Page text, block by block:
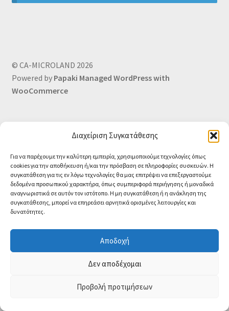
Διαχείριση Συγκατάθεσης
Για να παρέχουμε την καλύτερη εμπειρία, χρησιμοποιούμε τεχνολογίες όπως
cookies για την αποθήκευση ή/και την πρόσβαση σε πληροφορίες συσκευών. Η
συγκατάθεση για τις εν λόγω τεχνολογίες θα μας επιτρέψει να επεξεργαστούμε
δεδομένα προσωπικού χαρακτήρα, όπως συμπεριφορά περιήγησης ή μοναδικά
αναγνωριστικά σε αυτόν τον ιστότοπο. Η μη συγκατάθεση ή η ανάκληση της
συγκατάθεσης, μπορεί να επηρεάσει αρνητικά ορισμένες λειτουργίες και
δυνατότητες.
Αποδοχή
Δεν αποδέχομαι
Προβολή προτιμήσεων
Πολιτική επιστροφών
Οι Συνεργασίες μας
Καλάθι
Σύνδεση
© CA-MICROLAND 2026
Powered by Papaki Managed WordPress with
WooCommerce
Contact us